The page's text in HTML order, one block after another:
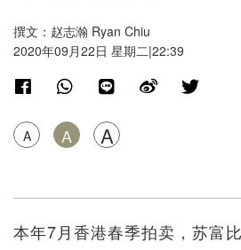
撰文：赵志瀚 Ryan Chiu
2020年09月22日 星期二|22:39
A A A
本年7月香港春季拍卖，苏富